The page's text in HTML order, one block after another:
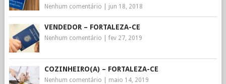
Nenhum comentário jun 18, 2018
VENDEDOR – FORTALEZA-CE
Nenhum comentário fev 27, 2019
COZINHEIRO(A) – FORTALEZA-CE
Nenhum comentário maio 14, 2019